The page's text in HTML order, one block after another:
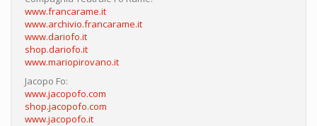
www.francarame.it
www.archivio.francarame.it
www.dariofo.it
shop.dariofo.it
www.mariopirovano.it
Jacopo Fo:
www.jacopofo.com
shop.jacopofo.com
www.jacopofo.it